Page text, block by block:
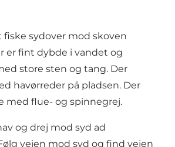
fiske sydover mod skoven
er fint dybde i vandet og
store sten og tang. Der
havørreder på pladsen. Der
med flue- og spinnegrej.
og drej mod syd ad
vejen mod syd og find vejen